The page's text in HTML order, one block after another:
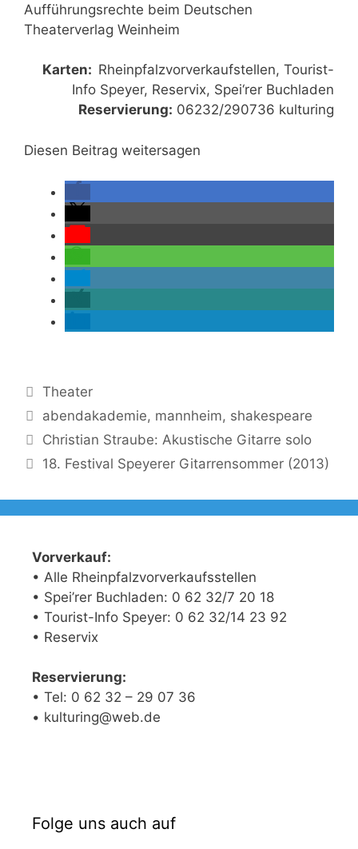
Aufführungsrechte beim Deutschen
Theaterverlag Weinheim
Karten: Rheinpfalzvorverkaufstellen, Tourist-
Info Speyer, Reservix, Spei‘rer Buchladen
Reservierung: 06232/290736 kulturing
Diesen Beitrag weitersagen
Kategorien
Theater
Schlagwörter
abendakademie, mannheim, shakespeare
Christian Straube: Akustische Gitarre solo
18. Festival Speyerer Gitarrensommer (2013)
Vorverkauf:
• Alle Rheinpfalzvorverkaufsstellen
• Spei’rer Buchladen: 0 62 32/7 20 18
• Tourist-Info Speyer: 0 62 32/14 23 92
• Reservix
Reservierung:
• Tel: 0 62 32 – 29 07 36
• kulturing@web.de
Folge uns auch auf